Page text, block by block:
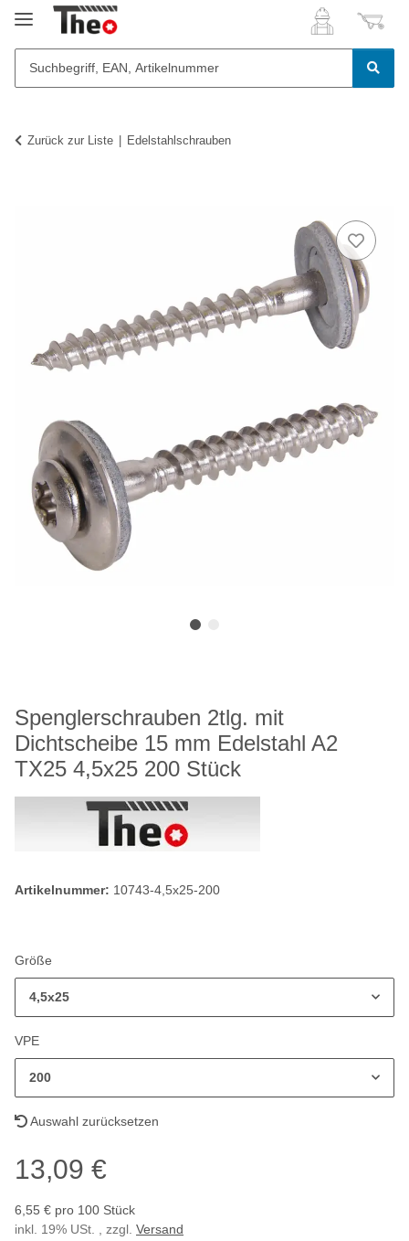
Zurück zur Liste Edelstahlschrauben
Spenglerschrauben 2tlg. mit
Dichtscheibe 15 mm Edelstahl A2
TX25 4,5x25 200 Stück
Artikelnummer: 10743-4,5x25-200
Größe
4,5x25
VPE
200
Auswahl zurücksetzen
13,09 €
6,55 € pro 100 Stück
inkl. 19% USt. , zzgl. Versand